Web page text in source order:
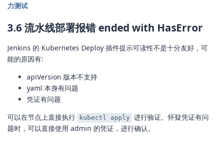
力测试
3.6 流水线部署报错 ended with HasError
Jenkins 的 Kubernetes Deploy 插件提示可读性不是十分友好，可
能的原因有:
apiVersion 版本不支持
yaml 本身有问题
凭证有问题
可以在节点上直接执行
kubectl apply 进行验证。怀疑凭证有问
题时，可以直接使用 admin 的凭证，进行确认。